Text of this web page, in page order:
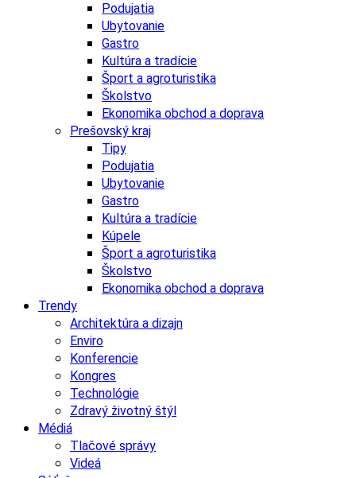
Podujatia
Ubytovanie
Gastro
Kultúra a tradície
Šport a agroturistika
Školstvo
Ekonomika obchod a doprava
Prešovský kraj
Tipy
Podujatia
Ubytovanie
Gastro
Kultúra a tradície
Kúpele
Šport a agroturistika
Školstvo
Ekonomika obchod a doprava
Trendy
Architektúra a dizajn
Enviro
Konferencie
Kongres
Technológie
Zdravý životný štýl
Médiá
Tlačové správy
Videá